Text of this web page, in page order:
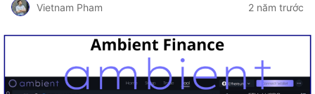
Vietnam Pham 2 năm trước